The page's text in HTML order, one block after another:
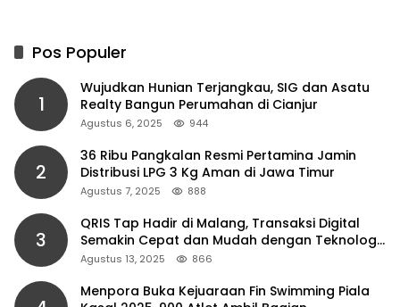
Pos Populer
1
Wujudkan Hunian Terjangkau, SIG dan Asatu
Realty Bangun Perumahan di Cianjur
Agustus 6, 2025 944
2
36 Ribu Pangkalan Resmi Pertamina Jamin
Distribusi LPG 3 Kg Aman di Jawa Timur
Agustus 7, 2025 888
3
QRIS Tap Hadir di Malang, Transaksi Digital
Semakin Cepat dan Mudah dengan Teknologi
NFC
Agustus 13, 2025 866
Menpora Buka Kejuaraan Fin Swimming Piala